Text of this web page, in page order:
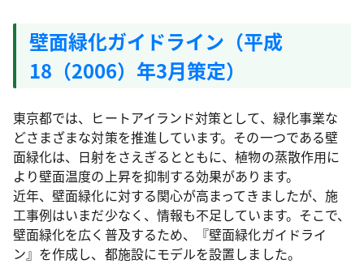
壁面緑化ガイドライン（平成
18（2006）年3月策定）
東京都では、ヒートアイランド対策として、緑化事業な
どさまざまな対策を推進しています。その一つである壁
面緑化は、日射をさえぎるとともに、植物の蒸散作用に
より壁面温度の上昇を抑制する効果があります。
近年、壁面緑化に対する関心が高まってきましたが、施
工事例はいまだ少なく、情報も不足しています。そこで、
壁面緑化を広く普及するため、『壁面緑化ガイドライ
ン』を作成し、都施設にモデルを設置しました。